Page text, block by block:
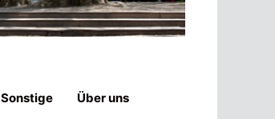
Sonstige Über uns